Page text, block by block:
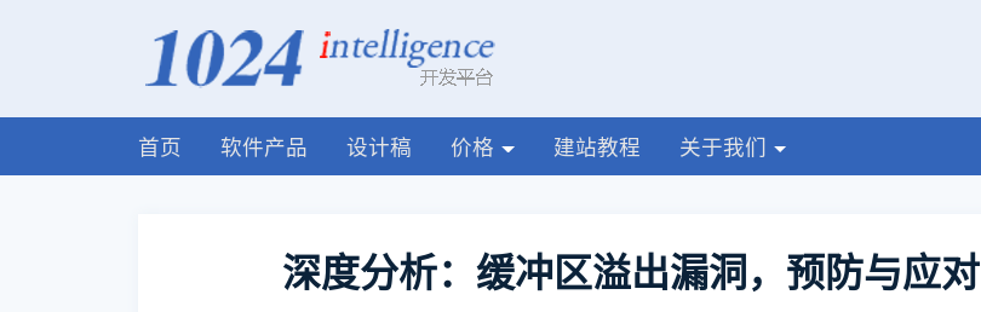
首页 软件产品 设计稿 价格 建站教程 关于我们
深度分析：缓冲区溢出漏洞，预防与应对